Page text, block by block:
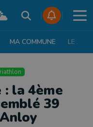
MA COMMUNE LE JT
: la 4ème
39